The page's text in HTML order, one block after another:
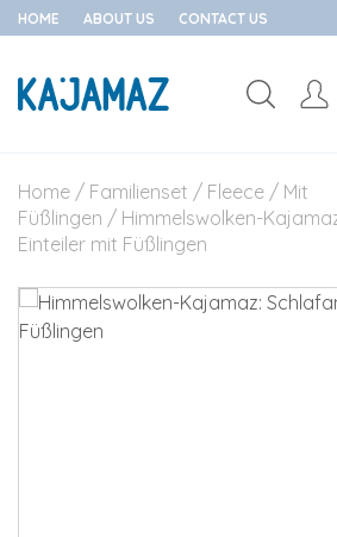
content
HOME ABOUT US CONTACT US
Home / Familienset / Fleece / Mit
Füßlingen / Himmelswolken-
Einteiler mit Füßlingen